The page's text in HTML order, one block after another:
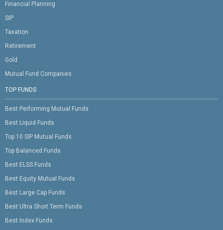
Financial Planning
SIP
Taxation
Retirement
Gold
Mutual Fund Companies
TOP FUNDS
Best Performing Mutual Funds
Best Liquid Funds
Top 10 SIP Mutual Funds
Top Balanced Funds
Best ELSS Funds
Best Equity Mutual Funds
Best Large Cap Funds
Best Ultra Short Term Funds
Best Index Funds